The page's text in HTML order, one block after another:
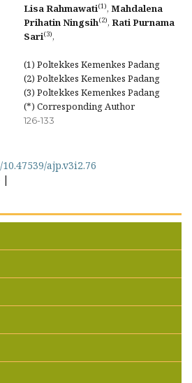
Lisa Rahmawati(1), Mahdalena
Prihatin Ningsih(2), Rati Purnama
Sari(3),
(1) Poltekkes Kemenkes Padang
(2) Poltekkes Kemenkes Padang
(3) Poltekkes Kemenkes Padang
(*) Corresponding Author
126-133
ajp.v3i2.76
|